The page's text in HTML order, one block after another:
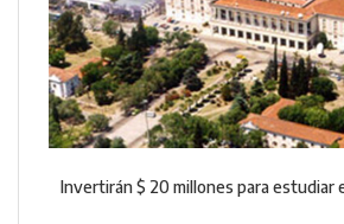
Invertirán $ 20 millones para estudiar